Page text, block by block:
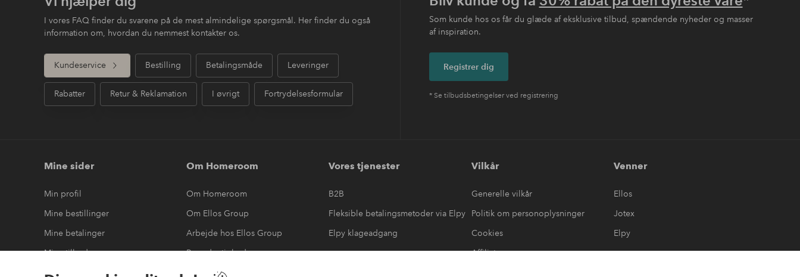
I vores FAQ finder du svarene på de mest almindelige spørgsmål. Her finder du også
information om, hvordan du nemmest kontakter os.
Kundeservice Bestilling Betalingsmåde Leveringer
Rabatter Retur & Reklamation I øvrigt Fortrydelsesformular
Som kunde hos os får du glæde af eksklusive tilbud, spændende nyheder og masser
af inspiration.
Registrer dig
* Se tilbudsbetingelser ved registrering
Mine sider
Min profil
Mine bestillinger
Mine betalinger
Mine tilbud
Mine returneringer
Om Homeroom
Om Homeroom
Om Ellos Group
Arbejde hos Ellos Group
Bæredygtighed
Tilgængelighedserklæring
Vores tjenester
B2B
Fleksible betalingsmetoder via Elpy
Elpy klageadgang
Vilkår
Generelle vilkår
Politik om personoplysninger
Cookies
Affiliate
Venner
Ellos
Jotex
Elpy